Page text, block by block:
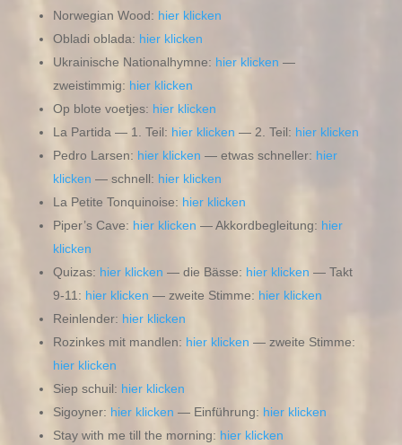
Norwegian Wood: hier klicken
Obladi oblada: hier klicken
Ukrainische Nationalhymne: hier klicken —
zweistimmig: hier klicken
Op blote voetjes: hier klicken
La Partida — 1. Teil: hier klicken — 2. Teil: hier klicken
Pedro Larsen: hier klicken — etwas schneller: hier
klicken — schnell: hier klicken
La Petite Tonquinoise: hier klicken
Piper’s Cave: hier klicken — Akkordbegleitung: hier
klicken
Quizas: hier klicken — die Bässe: hier klicken — Takt
9-11: hier klicken — zweite Stimme: hier klicken
Reinlender: hier klicken
Rozinkes mit mandlen: hier klicken — zweite Stimme:
hier klicken
Siep schuil: hier klicken
Sigoyner: hier klicken — Einführung: hier klicken
Stay with me till the morning: hier klicken